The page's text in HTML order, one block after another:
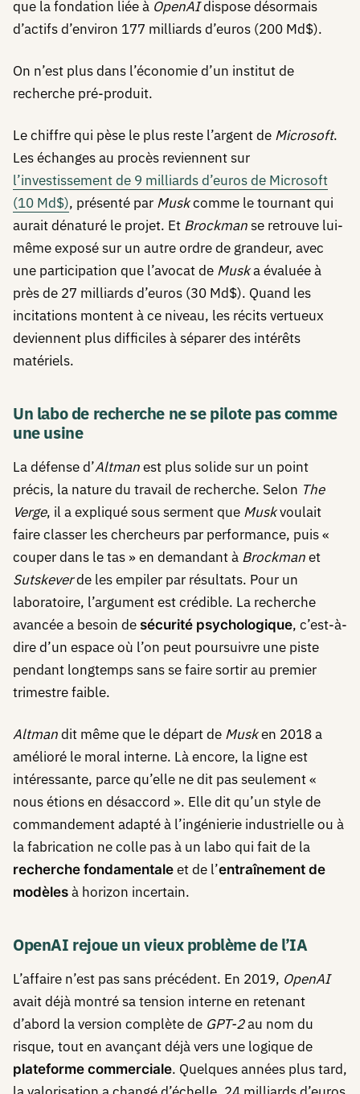
que la fondation liée à OpenAIdispose désormais
d’actifs d’environ 177 milliards d’euros (200 Md$).
On n’est plus dans l’économie d’un institut de
recherche pré-produit.
Le chiffre qui pèse le plus reste l’argent de Microsoft.
Les échanges au procès reviennent sur
l’investissement de 9 milliards d’euros de Microsoft
(10 Md$), présenté par Muskcomme le tournant qui
aurait dénaturé le projet. Et Brockmanse retrouve lui-
même exposé sur un autre ordre de grandeur, avec
une participation que l’avocat de Muska évaluée à
près de 27 milliards d’euros (30 Md$). Quand les
incitations montent à ce niveau, les récits vertueux
deviennent plus difficiles à séparer des intérêts
matériels.
Un labo de recherche ne se pilote pas comme
une usine
La défense d’Altmanest plus solide sur un point
précis, la nature du travail de recherche. Selon The
Verge, il a expliqué sous serment que Muskvoulait
faire classer les chercheurs par performance, puis «
couper dans le tas » en demandant à Brockmanet
Sutskeverde les empiler par résultats. Pour un
laboratoire, l’argument est crédible. La recherche
avancée a besoin de sécurité psychologique, c’est-à-
dire d’un espace où l’on peut poursuivre une piste
pendant longtemps sans se faire sortir au premier
trimestre faible.
Altmandit même que le départ de Musken 2018 a
amélioré le moral interne. Là encore, la ligne est
intéressante, parce qu’elle ne dit pas seulement «
nous étions en désaccord ». Elle dit qu’un style de
commandement adapté à l’ingénierie industrielle ou à
la fabrication ne colle pas à un labo qui fait de la
recherche fondamentale et de l’entraînement de
modèles à horizon incertain.
OpenAI rejoue un vieux problème de l’IA
L’affaire n’est pas sans précédent. En 2019, OpenAI
avait déjà montré sa tension interne en retenant
d’abord la version complète de GPT-2au nom du
risque, tout en avançant déjà vers une logique de
plateforme commerciale. Quelques années plus tard,